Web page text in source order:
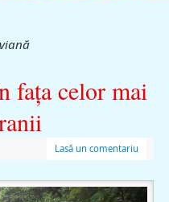
faţa celor mai
Lasă un comentariu